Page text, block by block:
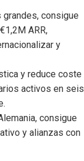
consigue
ARR,
y
y reduce coste
activos en seis
consigue
y alianzas con